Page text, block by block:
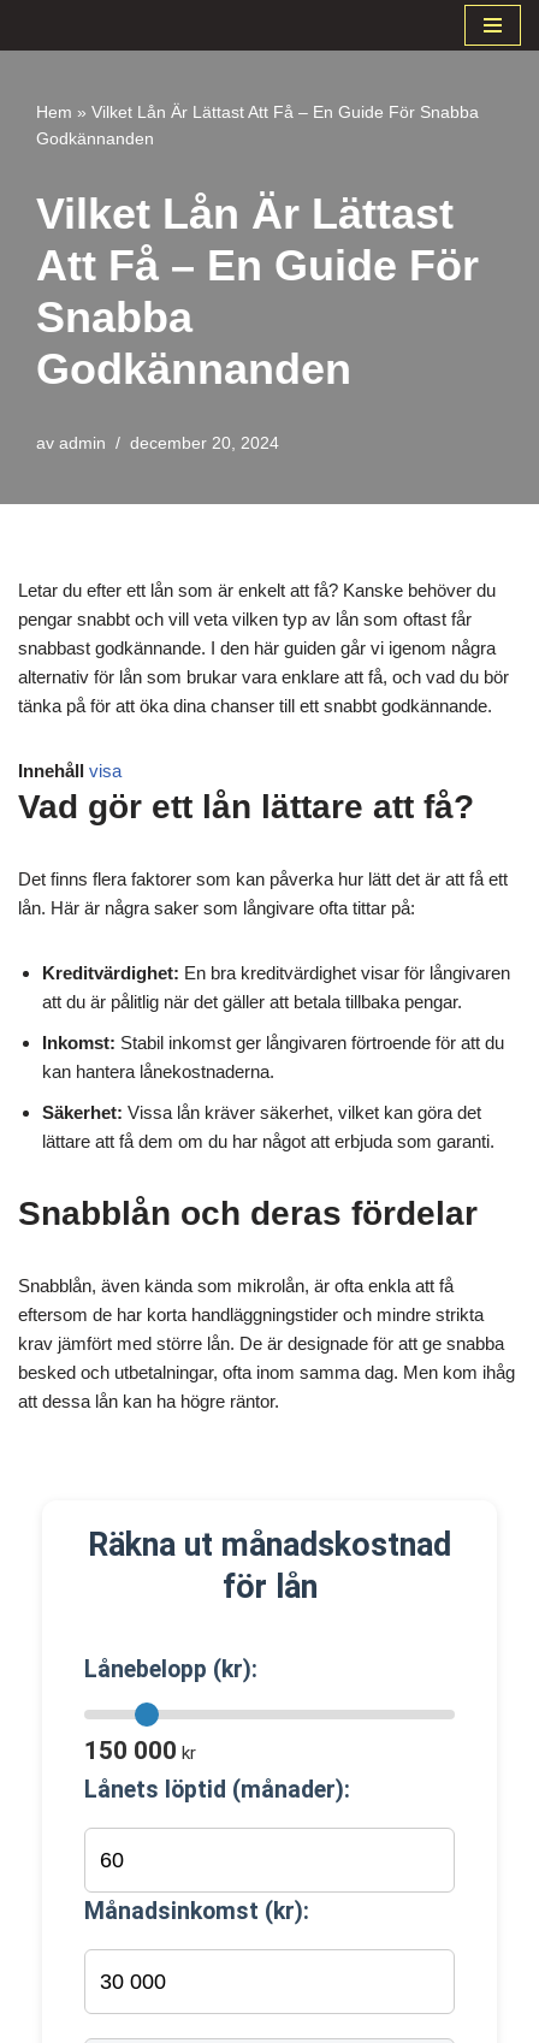
innehåll
Hem » Vilket Lån Är Lättast Att Få – En Guide För Snabba
Godkännanden
Vilket Lån Är Lättast
Att Få – En Guide För
Snabba
Godkännanden
av admin december 20, 2024
Letar du efter ett lån som är enkelt att få? Kanske behöver du
pengar snabbt och vill veta vilken typ av lån som oftast får
snabbast godkännande. I den här guiden går vi igenom några
alternativ för lån som brukar vara enklare att få, och vad du bör
tänka på för att öka dina chanser till ett snabbt godkännande.
Innehåll visa
Vad gör ett lån lättare att få?
Det finns flera faktorer som kan påverka hur lätt det är att få ett
lån. Här är några saker som långivare ofta tittar på:
Kreditvärdighet: En bra kreditvärdighet visar för långivaren
att du är pålitlig när det gäller att betala tillbaka pengar.
Inkomst: Stabil inkomst ger långivaren förtroende för att du
kan hantera lånekostnaderna.
Säkerhet: Vissa lån kräver säkerhet, vilket kan göra det
lättare att få dem om du har något att erbjuda som garanti.
Snabblån och deras fördelar
Snabblån, även kända som mikrolån, är ofta enkla att få
eftersom de har korta handläggningstider och mindre strikta
krav jämfört med större lån. De är designade för att ge snabba
besked och utbetalningar, ofta inom samma dag. Men kom ihåg
att dessa lån kan ha högre räntor.
Räkna ut månadskostnad
för lån
Lånebelopp (kr):
150 000 kr
Lånets löptid (månader):
Månadsinkomst (kr):